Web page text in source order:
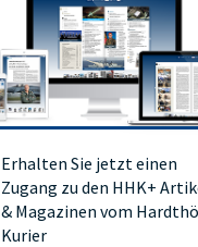
Erhalten Sie jetzt einen
Zugang zu den HHK+
& Magazinen vom
Kurier